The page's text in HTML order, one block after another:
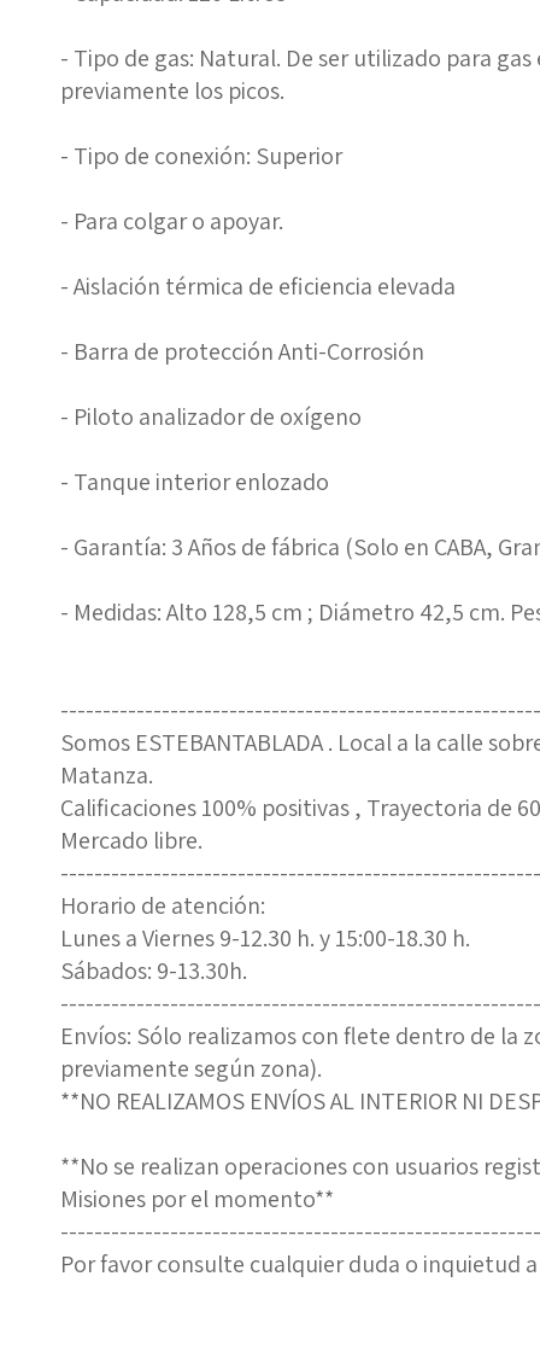
- Tipo de gas: Natural. De ser utilizado para
previamente los picos.
- Tipo de conexión: Superior
- Para colgar o apoyar.
- Aislación térmica de eficiencia elevada
- Barra de protección Anti-Corrosión
- Piloto analizador de oxígeno
- Tanque interior enlozado
- Garantía: 3 Años de fábrica (Solo en CABA,
- Medidas: Alto 128,5 cm ; Diámetro 42,5 cm.
Somos ESTEBANTABLADA . Local a la calle
Matanza.
Calificaciones 100% positivas , Trayectoria de
Mercado libre.
Horario de atención:
Lunes a Viernes 9-12.30 h. y 15:00-18.30 h.
Sábados: 9-13.30h.
Envíos: Sólo realizamos con flete dentro de la
previamente según zona).
**NO REALIZAMOS ENVÍOS AL INTERIOR NI
**No se realizan operaciones con usuarios
Misiones por el momento**
Por favor consulte cualquier duda o inquietud